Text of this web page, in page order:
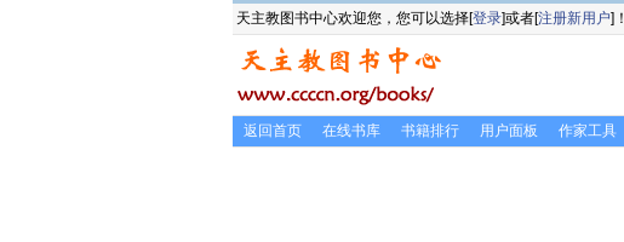
天主教图书中心欢迎您，您可以选择[登录]或者[注册新用户]！
返回首页
在线书库 书籍排行 用户面板 作家工具